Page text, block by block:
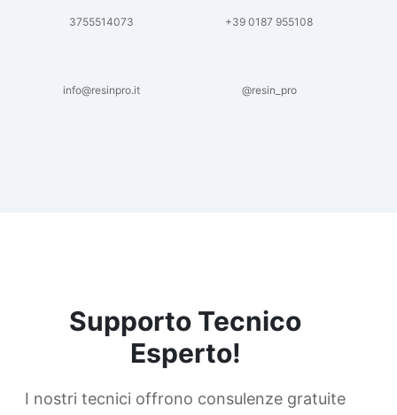
3755514073 +39 0187 955108
info@resinpro.it @resin_pro
Supporto Tecnico
Esperto!
I nostri tecnici offrono consulenze gratuite